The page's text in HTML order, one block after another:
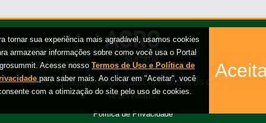
tornar sua experiência mais agradável, usamos cookies
armazenar informações sobre como você usa o Portal
Acesse nossoTermos de Uso e Política de
para saber mais. Ao clicar em "Aceitar", você
com a otimização do site pelo uso de cookies.
iX Tecnologia e Educação Ltda. Todos os direitos
reservados.
Política de Privacidade